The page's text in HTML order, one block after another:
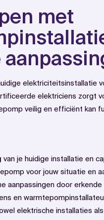
met
elektriciteitsinstallatie
elektriciens zorgt
veilig en efficiënt kan
van je huidige installatie en
voor jouw situatie en
aanpassingen door
en
elektrische installaties